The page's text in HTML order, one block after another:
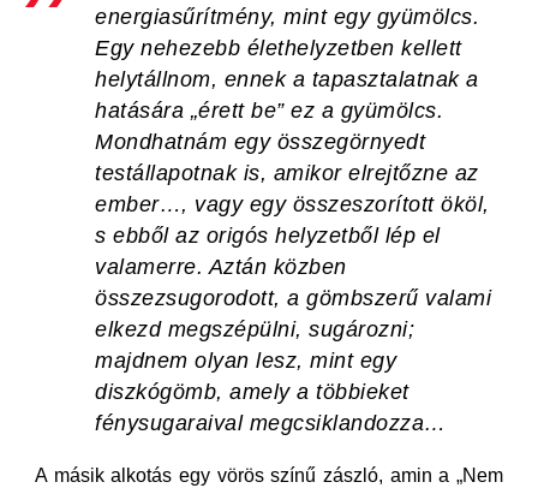
energiasűrítmény, mint egy gyümölcs.
Egy nehezebb élethelyzetben kellett
helytállnom, ennek a tapasztalatnak a
hatására „érett be” ez a gyümölcs.
Mondhatnám egy összegörnyedt
testállapotnak is, amikor elrejtőzne az
ember…, vagy egy összeszorított ököl,
s ebből az origós helyzetből lép el
valamerre. Aztán közben
összezsugorodott, a gömbszerű valami
elkezd megszépülni, sugározni;
majdnem olyan lesz, mint egy
diszkógömb, amely a többieket
fénysugaraival megcsiklandozza…
A másik alkotás egy vörös színű zászló, amin a „Nem